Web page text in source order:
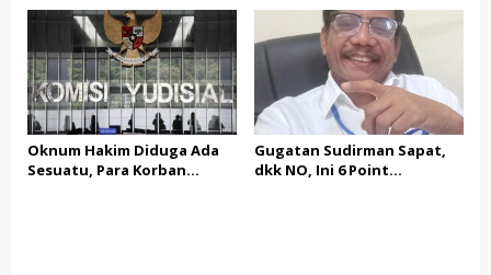
Kampar, Pemred – Pimum
Metroterkini.id Desak Usut
Kasus Ini
Oknum Hakim Diduga Ada
Sesuatu, Para Korban
Gugatan Sudirman Sapat,
dkk NO, Ini 6 Point